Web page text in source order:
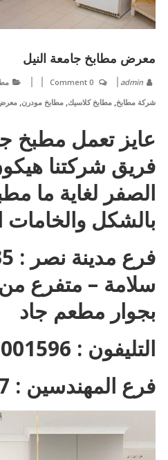
معرض مطابخ جامعة النيل
admin
0 Comment
شركة مطابخ, مطابخ كلاسيك, مطابخ مودرن,
عايز تعمل مطبخ
فريق شركتنا
الصفر لغاية ما
بالشكل والخامات
سلامة – متفرع
بجوار مطعم جاد
التليفون : 01270001596
فرع المهندسين : 01270001597